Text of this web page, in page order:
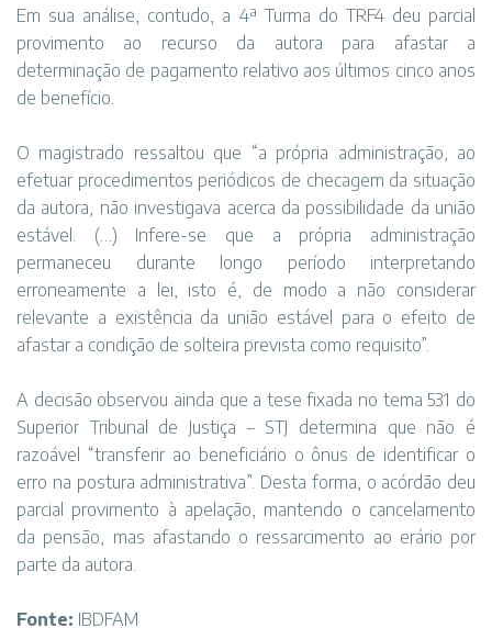
Em sua análise, contudo, a 4ª Turma do TRF4 deu parcial
provimento ao recurso da autora para afastar a
determinação de pagamento relativo aos últimos cinco anos
de benefício.
O magistrado ressaltou que “a própria administração, ao
efetuar procedimentos periódicos de checagem da situação
da autora, não investigava acerca da possibilidade da união
estável. (…) Infere-se que a própria administração
permaneceu durante longo período interpretando
erroneamente a lei, isto é, de modo a não considerar
relevante a existência da união estável para o efeito de
afastar a condição de solteira prevista como requisito”.
A decisão observou ainda que a tese fixada no tema 531 do
Superior Tribunal de Justiça – STJ determina que não é
razoável “transferir ao beneficiário o ônus de identificar o
erro na postura administrativa”. Desta forma, o acórdão deu
parcial provimento à apelação, mantendo o cancelamento
da pensão, mas afastando o ressarcimento ao erário por
parte da autora.
Fonte: IBDFAM